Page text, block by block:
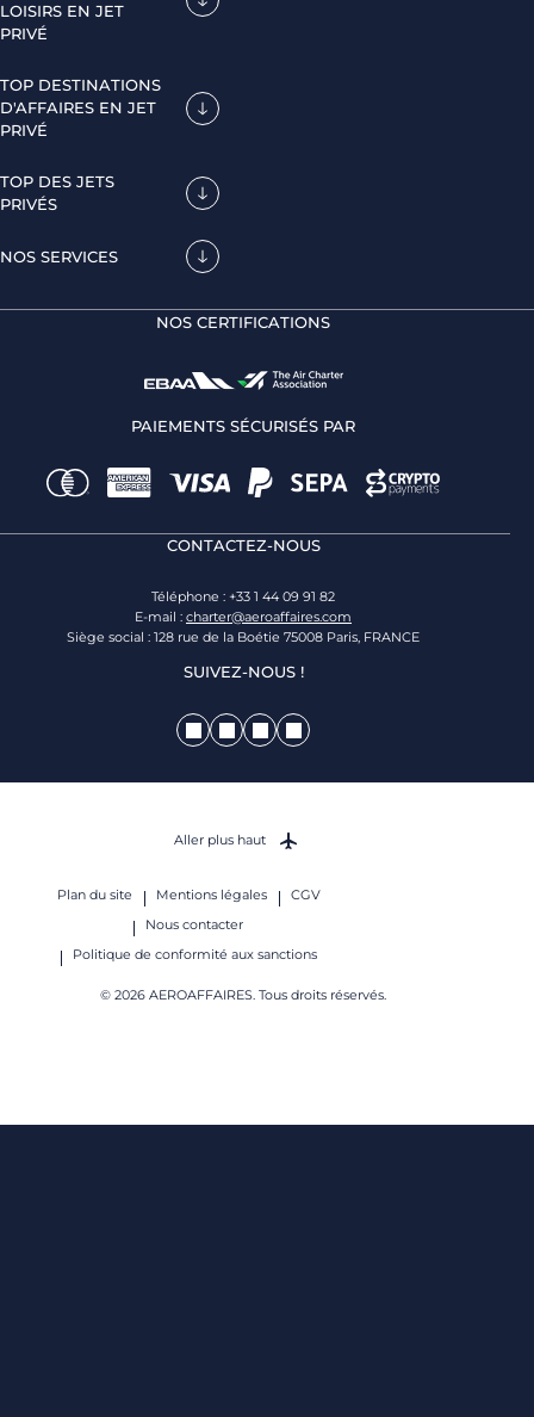
LOISIRS EN JET
PRIVÉ
TOP DESTINATIONS
D'AFFAIRES EN JET
PRIVÉ
TOP DES JETS
PRIVÉS
NOS SERVICES
NOS CERTIFICATIONS
PAIEMENTS SÉCURISÉS PAR
CONTACTEZ-NOUS
Téléphone : +33 1 44 09 91 82
E-mail : charter@aeroaffaires.com
Siège social : 128 rue de la Boétie 75008 Paris, FRANCE
SUIVEZ-NOUS !
Plan du site Mentions légales
CGV
Nous contacter
Politique de conformité aux sanctions
© 2026 AEROAFFAIRES. Tous droits réservés.
Aller plus haut